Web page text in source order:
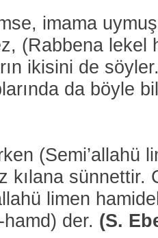
imama
(Rabbena lekel
ikisini de
da böyle
(Semi’allahü
kılana sünnettir.
limen
der. (S.